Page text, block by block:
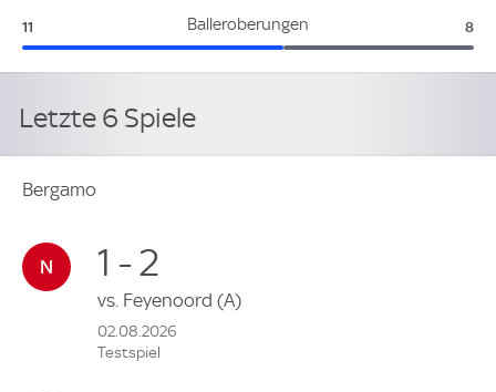
Balleroberungen
Bergamo:
11 8
Letzte 6 Spiele
Bergamo
1 - 2
vs. Feyenoord (A)
02.08.2026
Testspiel